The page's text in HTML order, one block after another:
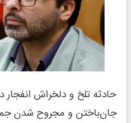
حادثه تلخ و دلخراش انفجار
جان‌باختن و مجروح شدن